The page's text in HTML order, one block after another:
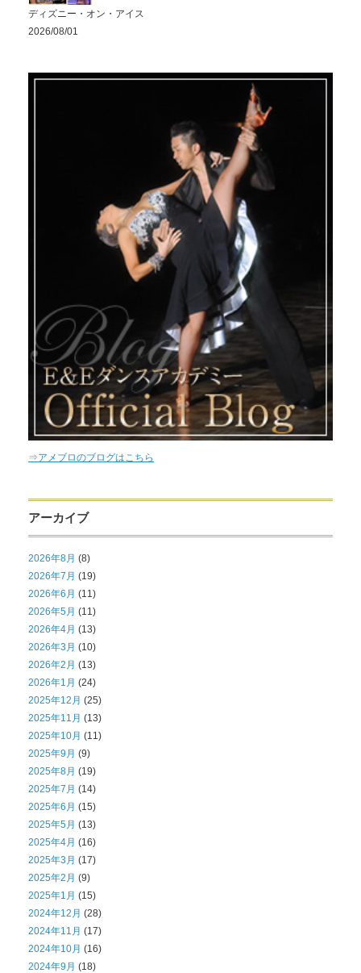
ディズニー・オン・アイス
2026/08/01
⇒アメブロのブログはこちら
アーカイブ
2026年8月 (8)
2026年7月 (19)
2026年6月 (11)
2026年5月 (11)
2026年4月 (13)
2026年3月 (10)
2026年2月 (13)
2026年1月 (24)
2025年12月 (25)
2025年11月 (13)
2025年10月 (11)
2025年9月 (9)
2025年8月 (19)
2025年7月 (14)
2025年6月 (15)
2025年5月 (13)
2025年4月 (16)
2025年3月 (17)
2025年2月 (9)
2025年1月 (15)
2024年12月 (28)
2024年11月 (17)
2024年10月 (16)
2024年9月 (18)